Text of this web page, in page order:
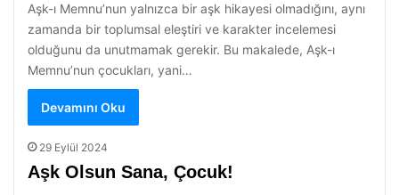
Aşk-ı Memnu’nun yalnızca bir aşk hikayesi olmadığını, aynı
zamanda bir toplumsal eleştiri ve karakter incelemesi
olduğunu da unutmamak gerekir. Bu makalede, Aşk-ı
Memnu’nun çocukları, yani…
Devamını Oku
29 Eylül 2024
Aşk Olsun Sana, Çocuk!